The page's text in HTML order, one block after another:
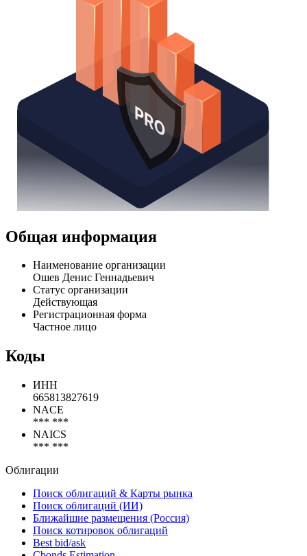
Общая информация
Наименование организации
Ошев Денис Геннадьевич
Статус организации
Действующая
Регистрационная форма
Частное лицо
Коды
ИНН
665813827619
NACE
*** ***
NAICS
*** ***
Облигации
Поиск облигаций & Карты рынка
Поиск облигаций (ИИ)
Ближайшие размещения (Россия)
Поиск котировок облигаций
Best bid/ask